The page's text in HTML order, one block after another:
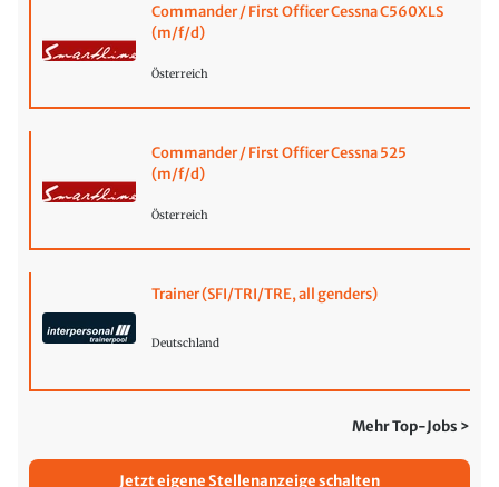
Commander / First Officer Cessna C560XLS
(m/f/d)
Österreich
Commander / First Officer Cessna 525
(m/f/d)
Österreich
Trainer (SFI/TRI/TRE, all genders)
Deutschland
Mehr Top-Jobs >
Jetzt eigene Stellenanzeige schalten